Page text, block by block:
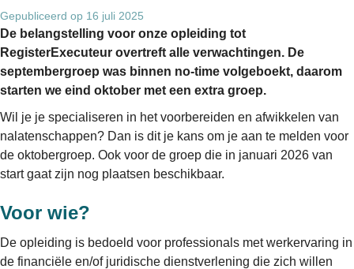
Gepubliceerd op 16 juli 2025
De belangstelling voor onze opleiding tot
RegisterExecuteur overtreft alle verwachtingen. De
septembergroep was binnen no-time volgeboekt, daarom
starten we eind oktober met een extra groep.
Wil je je specialiseren in het voorbereiden en afwikkelen van
nalatenschappen? Dan is dit je kans om je aan te melden voor
de oktobergroep. Ook voor de groep die in januari 2026 van
start gaat zijn nog plaatsen beschikbaar.
Voor wie?
De opleiding is bedoeld voor professionals met werkervaring in
de financiële en/of juridische dienstverlening die zich willen